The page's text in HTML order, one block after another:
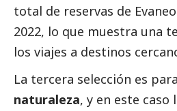
total de reservas de
2022, lo que muestra una
los viajes a destinos
La tercera selección es
naturaleza, y en este